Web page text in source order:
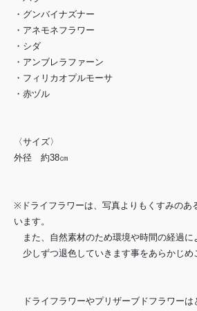
・グンバイナズナー
・アネモネフラワー
・シダ
・アンブレラファーン
・フィリカオプルモーサ
・赤ヅル
〈サイズ〉
外径 約38㎝
※ドライフラワーは、写真よりもくすみのあ
います。
また、自然素材のため環境や時間の経過に
少しずつ退色していきます事をあらかじめ
ドライフラワーやプリザーブドフラワーは